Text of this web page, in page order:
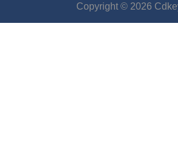
Copyright © 2026